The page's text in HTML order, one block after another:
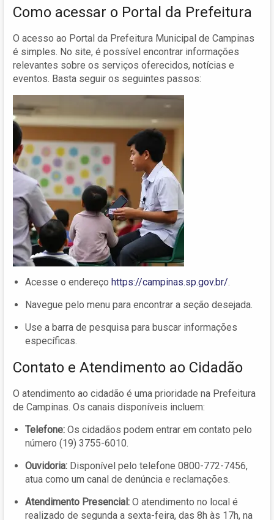
Como acessar o Portal da Prefeitura
O acesso ao Portal da Prefeitura Municipal de Campinas
é simples. No site, é possível encontrar informações
relevantes sobre os serviços oferecidos, notícias e
eventos. Basta seguir os seguintes passos:
Acesse o endereço https://campinas.sp.gov.br/.
Navegue pelo menu para encontrar a seção desejada.
Use a barra de pesquisa para buscar informações
específicas.
Contato e Atendimento ao Cidadão
O atendimento ao cidadão é uma prioridade na Prefeitura
de Campinas. Os canais disponíveis incluem:
Telefone: Os cidadãos podem entrar em contato pelo
número (19) 3755-6010.
Ouvidoria: Disponível pelo telefone 0800-772-7456,
atua como um canal de denúncia e reclamações.
Atendimento Presencial: O atendimento no local é
realizado de segunda a sexta-feira, das 8h às 17h, na